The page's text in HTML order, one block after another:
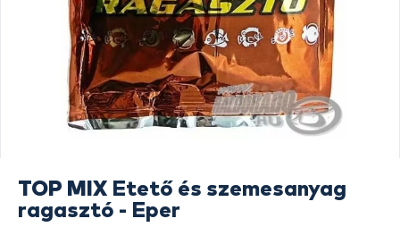
TOP MIX Etető és szemesanyag
ragasztó - Eper